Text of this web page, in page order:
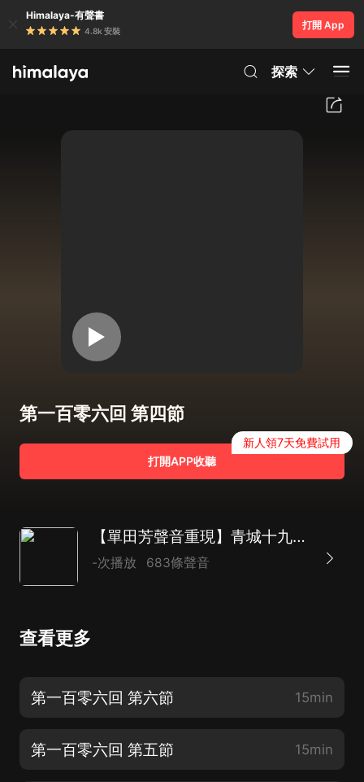
Himalaya-有聲書
4.8k 安裝
打開 App
探索
第一百零六回 第四節
打開APP收聽
新人領7天免費試用
【單田芳聲音重現】青城十九俠|《蜀山劍俠傳》姊妹篇|還珠樓主代表作|新評書
-次播放 683條聲音
查看更多
第一百零六回 第六節 15min
第一百零六回 第五節 15min